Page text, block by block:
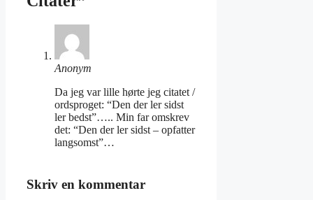
Anonym
Da jeg var lille hørte jeg citatet /
ordsproget: “Den der ler sidst
ler bedst”….. Min far omskrev
det: “Den der ler sidst – opfatter
langsomst”…
Skriv en kommentar